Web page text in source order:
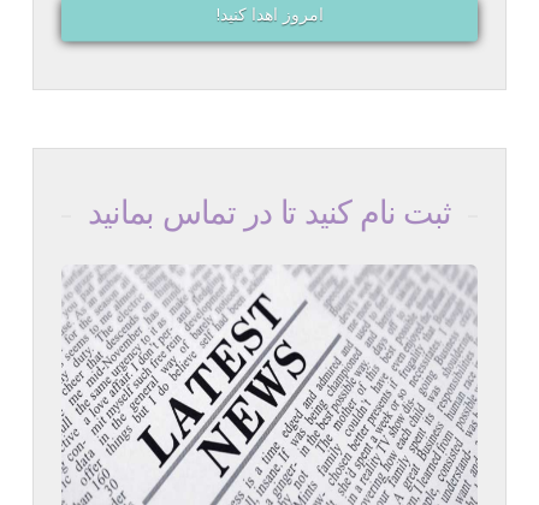
امروز اهدا کنید!
ثبت نام کنید تا در تماس بمانید